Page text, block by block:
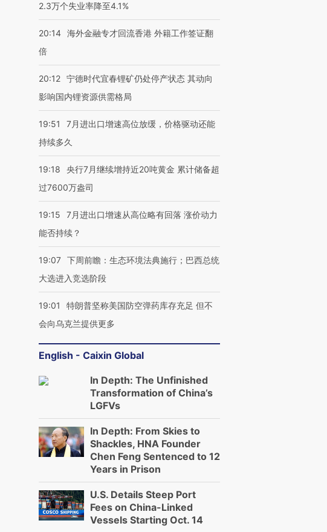
2.3万个失业率降至4.1%
20:14 海外金融专才回流香港 外籍工作签证翻
倍
20:12 宁德时代宜春锂矿仍处停产状态 其动向
影响国内锂资源供需格局
19:51
7月进出口增速高位放缓，价格驱动还能
持续多久
19:18
央行7月继续增持近20吨黄金 累计储备超
过7600万盎司
19:15
7月进出口增速从高位略有回落 涨价动力
能否持续？
19:07 下周前瞻：生态环境法典施行；巴西总统
大选进入竞选阶段
19:01
特朗普坚称美国防空弹药库存充足 但不
会向乌克兰提供更多
English - Caixin Global
In Depth: The Unfinished
Transformation of China’s
LGFVs
In Depth: From Skies to
Shackles, HNA Founder
Chen Feng Sentenced to 12
Years in Prison
U.S. Details Steep Port
Fees on China-Linked
Vessels Starting Oct. 14